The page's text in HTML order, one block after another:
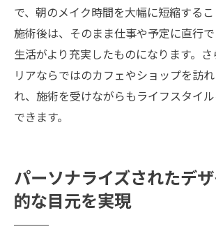
で、朝のメイク時間を大幅に短縮するこ
施術後は、そのまま仕事や予定に直行
生活がより充実したものになります。
リアならではのカフェやショップを訪
れ、施術を受けながらもライフスタイ
できます。
パーソナライズされたデ
的な目元を実現